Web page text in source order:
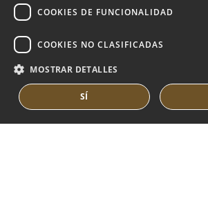
MARBELLA EAST GUIDE
COOKIES DE FUNCIONALIDAD
COOKIES NO CLASIFICADAS
MOSTRAR DETALLES
SÍ